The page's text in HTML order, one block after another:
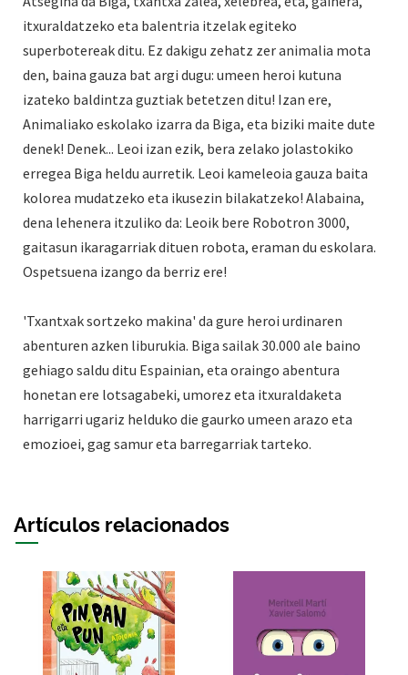
itxuraldatzeko eta balentria itzelak egiteko
superbotereak ditu. Ez dakigu zehatz zer animalia mota
den, baina gauza bat argi dugu: umeen heroi kutuna
izateko baldintza guztiak betetzen ditu! Izan ere,
Animaliako eskolako izarra da Biga, eta biziki maite dute
denek! Denek... Leoi izan ezik, bera zelako jolastokiko
erregea Biga heldu aurretik. Leoi kameleoia gauza baita
kolorea mudatzeko eta ikusezin bilakatzeko! Alabaina,
dena lehenera itzuliko da: Leoik bere Robotron 3000,
gaitasun ikaragarriak dituen robota, eraman du eskolara.
Ospetsuena izango da berriz ere!
'Txantxak sortzeko makina' da gure heroi urdinaren
abenturen azken liburukia. Biga sailak 30.000 ale baino
gehiago saldu ditu Espainian, eta oraingo abentura
honetan ere lotsagabeki, umorez eta itxuraldaketa
harrigarri ugariz helduko die gaurko umeen arazo eta
emozioei, gag samur eta barregarriak tarteko.
Artículos relacionados